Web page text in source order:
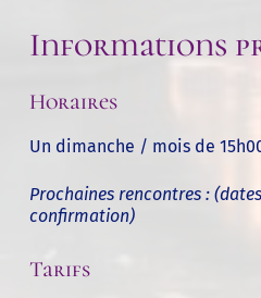
Informations
Horaires
Un dimanche / mois de
Prochaines rencontres :
confirmation)
Tarifs